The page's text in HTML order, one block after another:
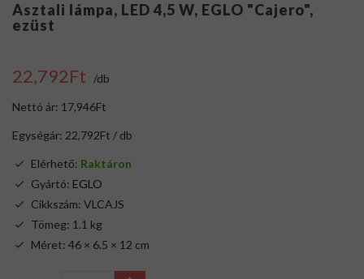
Asztali lámpa, LED 4,5 W, EGLO "Cajero",
ezüst
22,792Ft /db
Nettó ár: 17,946Ft
Egységár: 22,792Ft / db
Elérhető: Raktáron
Gyártó: EGLO
Cikkszám: VLCAJS
Tömeg: 1.1 kg
Méret: 46 × 6.5 × 12 cm